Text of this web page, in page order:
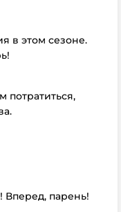
в этом сезоне.
потратиться,
Вперед, парень!